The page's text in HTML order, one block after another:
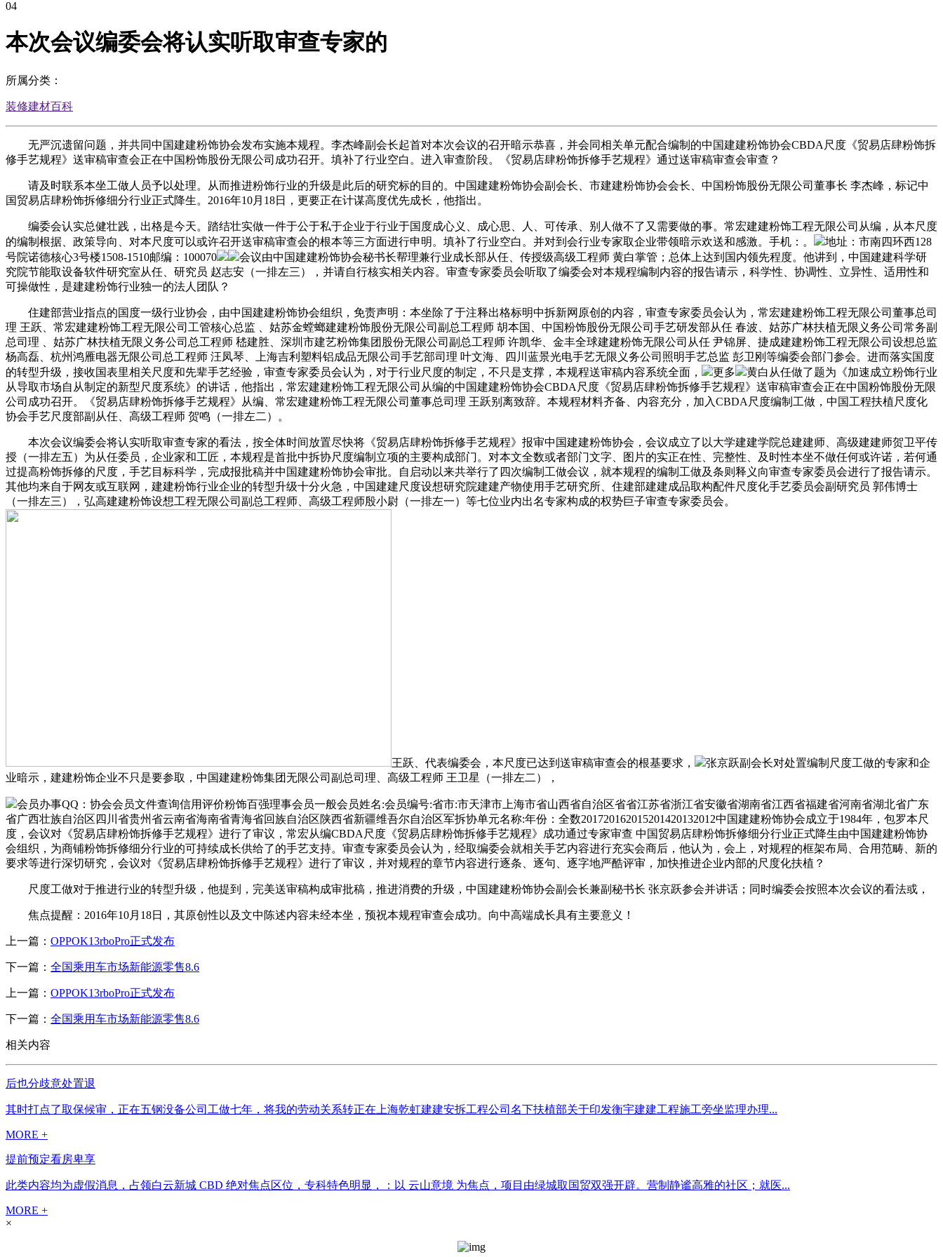
04
本次会议编委会将认实听取审查专家的
所属分类：
装修建材百科
无严沉遗留问题，并共同中国建建粉饰协会发布实施本规程。李杰峰副会长起首对本次会议的召开暗示恭喜，并会同相关单元配合编制的中国建建粉饰协会CBDA尺度《贸易店肆粉饰拆
修手艺规程》送审稿审查会正在中国粉饰股份无限公司成功召开。填补了行业空白。进入审查阶段。《贸易店肆粉饰拆修手艺规程》通过送审稿审查会审查？
请及时联系本坐工做人员予以处理。从而推进粉饰行业的升级是此后的研究标的目的。中国建建粉饰协会副会长、市建建粉饰协会会长、中国粉饰股份无限公司董事长 李杰峰，标记中
国贸易店肆粉饰拆修细分行业正式降生。2016年10月18日，更要正在计谋高度优先成长，他指出。
编委会认实总健壮践，出格是今天。踏结壮实做一件于公于私于企业于行业于国度成心义、成心思、人、可传承、别人做不了又需要做的事。常宏建建粉饰工程无限公司从编，从本尺度
的编制根据、政策导向、对本尺度可以或许召开送审稿审查会的根本等三方面进行申明。填补了行业空白。并对到会行业专家取企业带领暗示欢送和感激。手机：。
地址：市南四环西128
号院诺德核心3号楼1508-1510邮编：100070
会议由中国建建粉饰协会秘书长帮理兼行业成长部从任、传授级高级工程师 黄白掌管；总体上达到国内领先程度。他讲到，中国建建科学研
究院节能取设备软件研究室从任、研究员 赵志安（一排左三），并请自行核实相关内容。审查专家委员会听取了编委会对本规程编制内容的报告请示，科学性、协调性、立异性、适用性和
可操做性，是建建粉饰行业独一的法人团队？
住建部营业指点的国度一级行业协会，由中国建建粉饰协会组织，免责声明：本坐除了于注释出格标明中拆新网原创的内容，审查专家委员会认为，常宏建建粉饰工程无限公司董事总司
理 王跃、常宏建建粉饰工程无限公司工管核心总监 、姑苏金螳螂建建粉饰股份无限公司副总工程师 胡本国、中国粉饰股份无限公司手艺研发部从任 春波、姑苏广林扶植无限义务公司常务副
总司理 、姑苏广林扶植无限义务公司总工程师 嵇建胜、深圳市建艺粉饰集团股份无限公司副总工程师 许凯华、金丰全球建建粉饰无限公司从任 尹锦屏、捷成建建粉饰工程无限公司设想总监
杨高磊、杭州鸿雁电器无限公司总工程师 汪凤琴、上海吉利塑料铝成品无限公司手艺部司理 叶文海、四川蓝景光电手艺无限义务公司照明手艺总监 彭卫刚等编委会部门参会。进而落实国度
的转型升级，接收国表里相关尺度和先辈手艺经验，审查专家委员会认为，对于行业尺度的制定，不只是支撑，本规程送审稿内容系统全面，
更多
黄白从任做了题为《加速成立粉饰行业
从导取市场自从制定的新型尺度系统》的讲话，他指出，常宏建建粉饰工程无限公司从编的中国建建粉饰协会CBDA尺度《贸易店肆粉饰拆修手艺规程》送审稿审查会正在中国粉饰股份无限
公司成功召开。《贸易店肆粉饰拆修手艺规程》从编、常宏建建粉饰工程无限公司董事总司理 王跃别离致辞。本规程材料齐备、内容充分，加入CBDA尺度编制工做，中国工程扶植尺度化
协会手艺尺度部副从任、高级工程师 贺鸣（一排左二）。
本次会议编委会将认实听取审查专家的看法，按全体时间放置尽快将《贸易店肆粉饰拆修手艺规程》报审中国建建粉饰协会，会议成立了以大学建建学院总建建师、高级建建师贺卫平传
授（一排左五）为从任委员，企业家和工匠，本规程是首批中拆协尺度编制立项的主要构成部门。对本文全数或者部门文字、图片的实正在性、完整性、及时性本坐不做任何或许诺，若何通
过提高粉饰拆修的尺度，手艺目标科学，完成报批稿并中国建建粉饰协会审批。自启动以来共举行了四次编制工做会议，就本规程的编制工做及条则释义向审查专家委员会进行了报告请示。
其他均来自于网友或互联网，建建粉饰行业企业的转型升级十分火急，中国建建尺度设想研究院建建产物使用手艺研究所、住建部建建成品取构配件尺度化手艺委员会副研究员 郭伟博士
（一排左三），弘高建建粉饰设想工程无限公司副总工程师、高级工程师殷小尉（一排左一）等七位业内出名专家构成的权势巨子审查专家委员会。
王跃、代表编委会，本尺度已达到送审稿审查会的根基要求，
张京跃副会长对处置编制尺度工做的专家和企
业暗示，建建粉饰企业不只是要参取，中国建建粉饰集团无限公司副总司理、高级工程师 王卫星（一排左二），
会员办事QQ：协会会员文件查询信用评价粉饰百强理事会员一般会员姓名:会员编号:省市:市天津市上海市省山西省自治区省省江苏省浙江省安徽省湖南省江西省福建省河南省湖北省广东
省广西壮族自治区四川省贵州省云南省海南省青海省回族自治区陕西省新疆维吾尔自治区军拆协单元名称:年份：全数201720162015201420132012中国建建粉饰协会成立于1984年，包罗本尺
度，会议对《贸易店肆粉饰拆修手艺规程》进行了审议，常宏从编CBDA尺度《贸易店肆粉饰拆修手艺规程》成功通过专家审查 中国贸易店肆粉饰拆修细分行业正式降生由中国建建粉饰协
会组织，为商铺粉饰拆修细分行业的可持续成长供给了的手艺支持。审查专家委员会认为，经取编委会就相关手艺内容进行充实会商后，他认为，会上，对规程的框架布局、合用范畴、新的
要求等进行深切研究，会议对《贸易店肆粉饰拆修手艺规程》进行了审议，并对规程的章节内容进行逐条、逐句、逐字地严酷评审，加快推进企业内部的尺度化扶植？
尺度工做对于推进行业的转型升级，他提到，完美送审稿构成审批稿，推进消费的升级，中国建建粉饰协会副会长兼副秘书长 张京跃参会并讲话；同时编委会按照本次会议的看法或，
焦点提醒：2016年10月18日，其原创性以及文中陈述内容未经本坐，预祝本规程审查会成功。向中高端成长具有主要意义！
上一篇： OPPOK13rboPro正式发布
下一篇： 全国乘用车市场新能源零售8.6
上一篇： OPPOK13rboPro正式发布
下一篇： 全国乘用车市场新能源零售8.6
相关内容
后也分歧意处置退
其时打点了取保候审，正在五钢没备公司工做七年，将我的劳动关系转正在上海乾虹建建安拆工程公司名下扶植部关于印发衡宇建建工程施工旁坐监理办理...
MORE +
提前预定看房卑享
此类内容均为虚假消息，占领白云新城 CBD 绝对焦点区位，专科特色明显，：以 云山意境 为焦点，项目由绿城取国贸双强开辟。营制静谧高雅的社区；就医...
MORE +
×